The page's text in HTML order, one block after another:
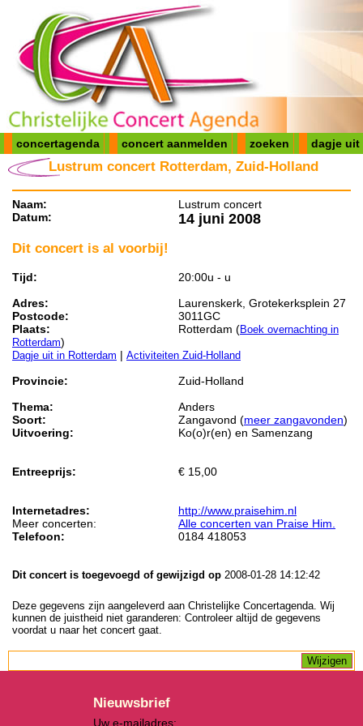
concertagenda concert aanmelden zoeken dagje uit
Lustrum concert Rotterdam, Zuid-Holland
Naam:
Lustrum concert
Datum:
14 juni 2008
Dit concert is al voorbij!
Tijd:
20:00u - u
Adres:
Laurenskerk, Grotekerksplein 27
Postcode:
3011GC
Plaats:
Rotterdam (Boek overnachting in
Rotterdam)
Dagje uit in Rotterdam | Activiteiten Zuid-Holland
Provincie:
Zuid-Holland
Thema:
Anders
Soort:
Zangavond (meer zangavonden)
Uitvoering:
Ko(o)r(en) en Samenzang
Entreeprijs: € 15,00
Internetadres:
http://www.praisehim.nl
Meer concerten:
Alle concerten van Praise Him.
Telefoon:
0184 418053
Dit concert is toegevoegd of gewijzigd op 2008-01-28 14:12:42
Deze gegevens zijn aangeleverd aan Christelijke Concertagenda. Wij
kunnen de juistheid niet garanderen: Controleer altijd de gegevens
voordat u naar het concert gaat.
Nieuwsbrief
Uw e-mailadres: